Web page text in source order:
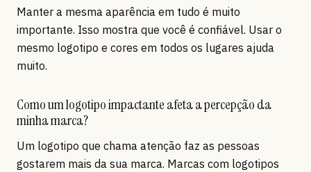
Manter a mesma aparência em tudo é muito
importante. Isso mostra que você é confiável. Usar o
mesmo logotipo e cores em todos os lugares ajuda
muito.
Como um logotipo impactante afeta a percepção da
minha marca?
Um logotipo que chama atenção faz as pessoas
gostarem mais da sua marca. Marcas com logotipos